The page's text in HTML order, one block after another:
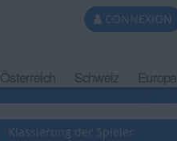
CONNEXION
Österreich Schweiz Europa
Klassierung der Spieler